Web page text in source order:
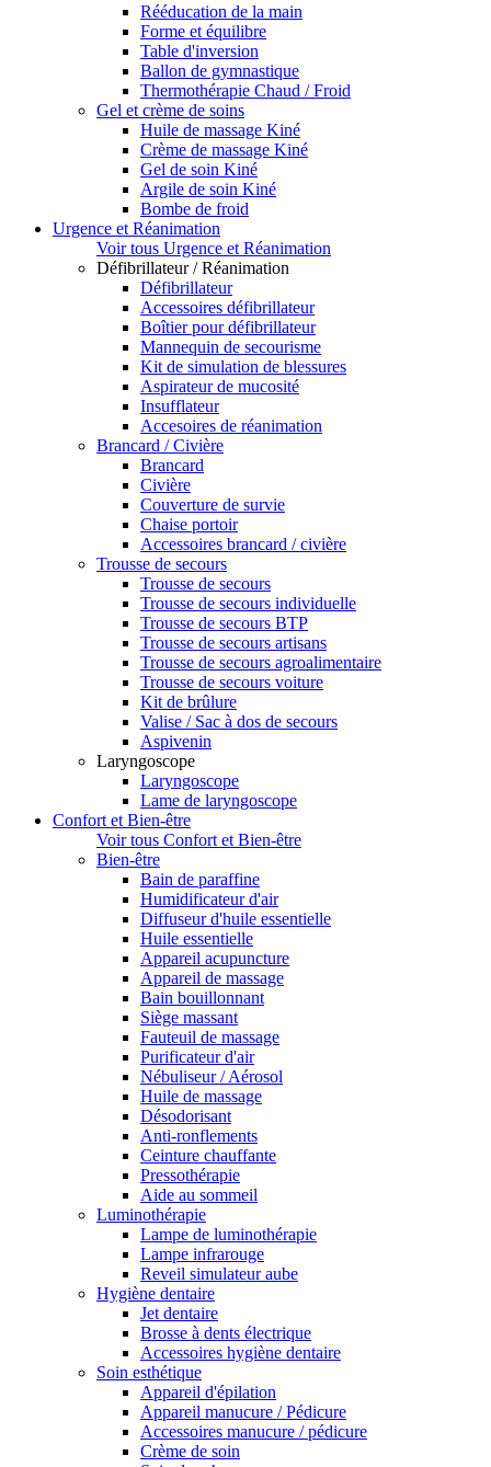
Rééducation de la main
Forme et équilibre
Table d'inversion
Ballon de gymnastique
Thermothérapie Chaud / Froid
Gel et crème de soins
Huile de massage Kiné
Crème de massage Kiné
Gel de soin Kiné
Argile de soin Kiné
Bombe de froid
Urgence et Réanimation
Voir tous Urgence et Réanimation
Défibrillateur / Réanimation
Défibrillateur
Accessoires défibrillateur
Boîtier pour défibrillateur
Mannequin de secourisme
Kit de simulation de blessures
Aspirateur de mucosité
Insufflateur
Accesoires de réanimation
Brancard / Civière
Brancard
Civière
Couverture de survie
Chaise portoir
Accessoires brancard / civière
Trousse de secours
Trousse de secours
Trousse de secours individuelle
Trousse de secours BTP
Trousse de secours artisans
Trousse de secours agroalimentaire
Trousse de secours voiture
Kit de brûlure
Valise / Sac à dos de secours
Aspivenin
Laryngoscope
Laryngoscope
Lame de laryngoscope
Confort et Bien-être
Voir tous Confort et Bien-être
Bien-être
Bain de paraffine
Humidificateur d'air
Diffuseur d'huile essentielle
Huile essentielle
Appareil acupuncture
Appareil de massage
Bain bouillonnant
Siège massant
Fauteuil de massage
Purificateur d'air
Nébuliseur / Aérosol
Huile de massage
Désodorisant
Anti-ronflements
Ceinture chauffante
Pressothérapie
Aide au sommeil
Luminothérapie
Lampe de luminothérapie
Lampe infrarouge
Reveil simulateur aube
Hygiène dentaire
Jet dentaire
Brosse à dents électrique
Accessoires hygiène dentaire
Soin esthétique
Appareil d'épilation
Appareil manucure / Pédicure
Accessoires manucure / pédicure
Crème de soin